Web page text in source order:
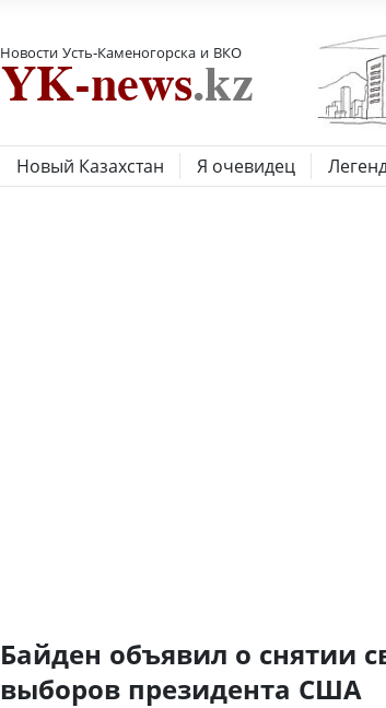
Новости Усть-Каменогорска и ВКО
Новый Казахстан Я очевидец
Байден объявил о снятии
выборов президента США